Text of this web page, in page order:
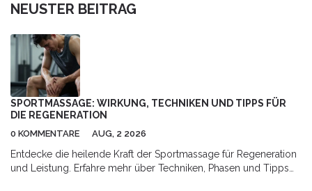
NEUSTER BEITRAG
SPORTMASSAGE: WIRKUNG, TECHNIKEN UND TIPPS FÜR
DIE REGENERATION
0 KOMMENTARE AUG, 2 2026
Entdecke die heilende Kraft der Sportmassage für Regeneration
und Leistung. Erfahre mehr über Techniken, Phasen und Tipps